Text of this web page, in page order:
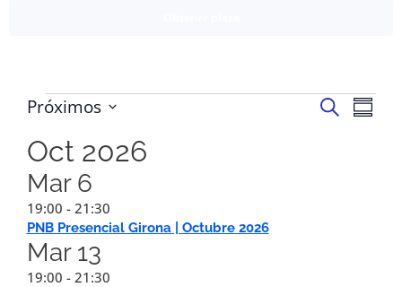
Buscar
Próximos
fecha.
Oct 2026
Mar 6
19:00 - 21:30
PNB Presencial Girona | Octubre 2026
Mar 13
19:00 - 21:30